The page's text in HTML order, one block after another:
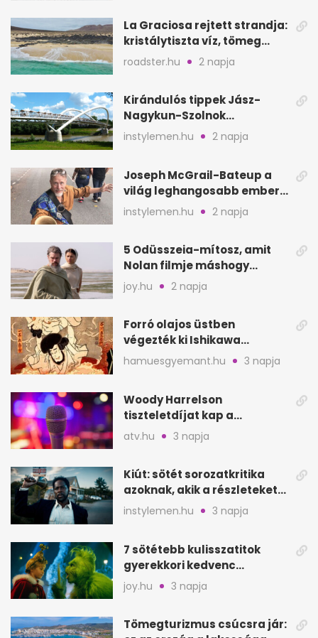
La Graciosa rejtett strandja:
kristálytiszta víz, tömeg
nélkül
roadster.hu 2 napja
Kirándulós tippek Jász-
Nagykun-Szolnok
megyében: 6 kihagyhatatlan
hely
instylemen.hu 2 napja
Joseph McGrail-Bateup a
világ leghangosabb embere
lett Ausztráliából
instylemen.hu 2 napja
5 Odüsszeia-mítosz, amit
Nolan filmje máshogy
mutat, mint Homérosz
joy.hu 2 napja
Forró olajos üstben
végezték ki Ishikawa
Goemont, Japán Robin
Hoodját
hamuesgyemant.hu 3 napja
Woody Harrelson
tiszteletdíjat kap a
Szarajevói Filmfesztiválon
atv.hu 3 napja
Kiút: sötét sorozatkritika
azoknak, akik a részleteket
keresik
instylemen.hu 3 napja
7 sötétebb kulisszatitok
gyerekkori kedvenc
filmjeinkről a Joy szerint
joy.hu 3 napja
Tömegturizmus csúcsra jár: